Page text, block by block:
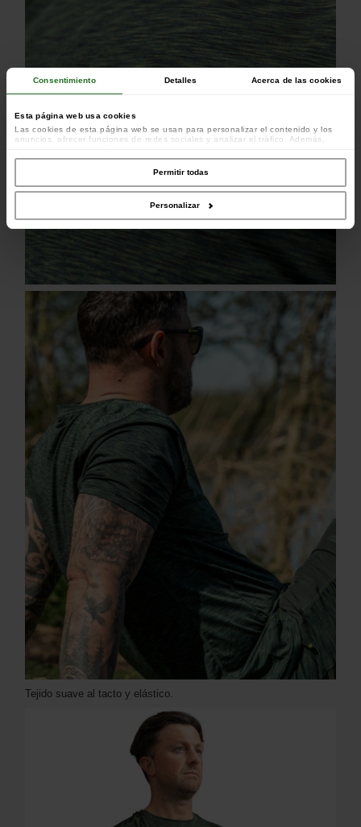
Consentimiento Detalles Acerca de las cookies
Esta página web usa cookies
Las cookies de esta página web se usan para personalizar el contenido y los
anuncios, ofrecer funciones de redes sociales y analizar el tráfico. Además,
colaboradores de redes sociales, publicidad y análisis web, quienes pueden
combinarla con otra información que les haya proporcionado o que hayan
recopilado a partir del uso que haya hecho de sus servicios.
Permitir todas
Personalizar
Tejido suave al tacto y elástico.